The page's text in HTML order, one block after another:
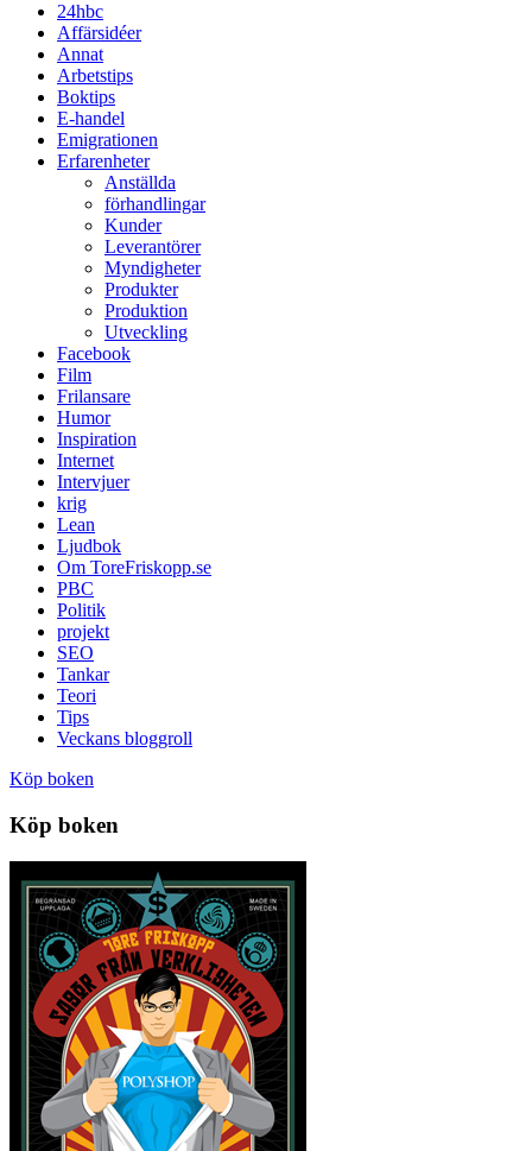
24hbc
Affärsidéer
Annat
Arbetstips
Boktips
E-handel
Emigrationen
Erfarenheter
Anställda
förhandlingar
Kunder
Leverantörer
Myndigheter
Produkter
Produktion
Utveckling
Facebook
Film
Frilansare
Humor
Inspiration
Internet
Intervjuer
krig
Lean
Ljudbok
Om ToreFriskopp.se
PBC
Politik
projekt
SEO
Tankar
Teori
Tips
Veckans bloggroll
Köp boken
Köp boken